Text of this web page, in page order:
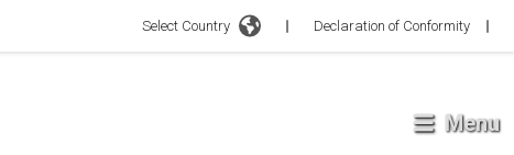
Select Country Declaration of Conformity
Menu